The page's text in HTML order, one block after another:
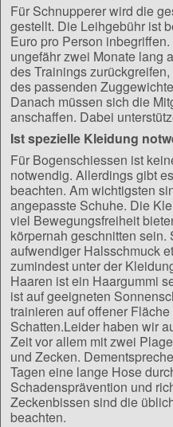
Für Schnupperer wird die
gestellt. Die Leihgebühr ist
Euro pro Person
ungefähr zwei Monate lang
des Trainings
des passenden
Danach müssen sich die
anschaffen. Dabei
Ist spezielle Kleidung
Für Bogenschiessen ist
notwendig. Allerdings gibt
beachten. Am wichtigsten
angepasste Schuhe. Die
viel Bewegungsfreiheit
körpernah geschnitten
aufwendiger Halsschmuck
zumindest unter der
Haaren ist ein Haargummi
ist auf geeigneten
trainieren auf offener
Schatten.Leider haben wir
Zeit vor allem mit zwei
und Zecken.
Tagen eine lange Hose
Schadensprävention und
Zeckenbissen sind die
beachten.